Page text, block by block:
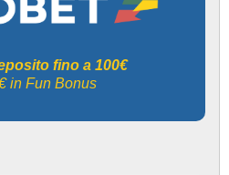
fino a 100€
in Fun Bonus